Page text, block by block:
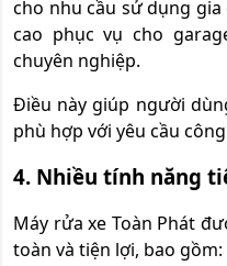
cho nhu cầu sử dụng
cao phục vụ cho
chuyên nghiệp.
Điều này giúp người
phù hợp với yêu cầu
4. Nhiều tính năng
Máy rửa xe Toàn Phát
toàn và tiện lợi, bao gồm: